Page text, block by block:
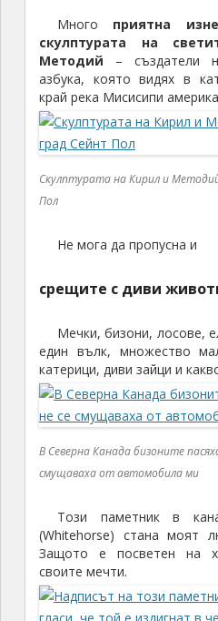
Много приятна
скулптурата на
Методий – създатели
азбука, която видях в
край река Мисисипи
Скулптурата на Кирил и
Пол
Не мога да пропусна и
срещите с диви
Мечки, бизони, лосове,
един вълк, множество
катерици, диви зайци и
В Северна Канада бизоните
смущаваха от автомобила ми
Този паметник в
(Whitehorse) стана моят
Защото е посветен на
своите мечти.